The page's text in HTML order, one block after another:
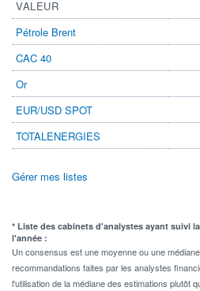
VALEUR
Pétrole Brent
CAC 40
Or
EUR/USD SPOT
TOTALENERGIES
Gérer mes listes
* Liste des cabinets d'analystes ayant suivi
l'année :
Un consensus est une moyenne ou une
recommandations faites par les analystes
l'utilisation de la médiane des estimations plutôt